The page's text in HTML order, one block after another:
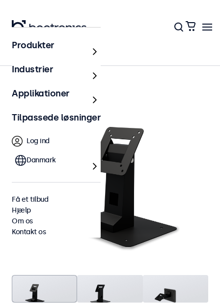
Produkter
Industrier
Applikationer
Tilpassede løsninger
Log ind
Danmark
Få et tilbud
Hjælp
Om os
Kontakt os